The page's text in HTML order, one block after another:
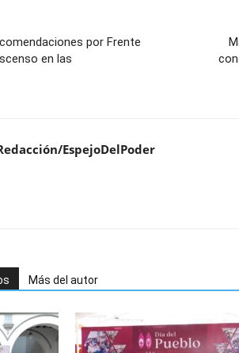
por Frente
en las
EspejoDelPoder
Más del autor